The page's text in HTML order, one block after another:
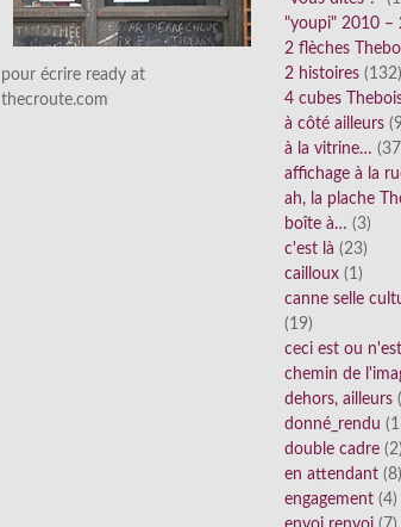
pour écrire ready at
thecroute.com
"youpi" 2010 –
2 flèches
2 histoires (132)
4 cubes
à côté ailleurs
à la vitrine…
affichage à la
ah, la plache
boîte à… (3)
c'est là (23)
cailloux (1)
canne selle
(19)
ceci est ou
chemin de
dehors, ailleurs
donné_rendu
double cadre
en attendant (8)
engagement (4)